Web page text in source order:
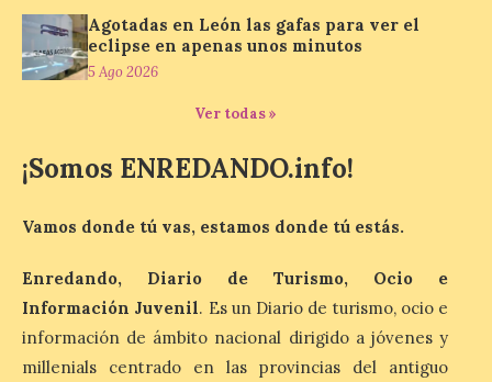
6 Ago 2026
Se celebrará el próximo
partir de las 23:00 horas,
ciudad. El Salón de Plenos
del Ayuntamiento de La Bañeza ha
“Mirar un eclipse sin
protección adecuada
puede causar daños
irreversibles en la retina”
Agotadas en León las gafas para ver el
eclipse en apenas unos minutos
5 Ago 2026
Ver todas »
¡Somos ENREDANDO.info!
Vamos donde tú vas, estamos donde tú estás.
Enredando, Diario de Turismo, Ocio e
Información Juvenil. Es un Diario de turismo, ocio e
información de ámbito nacional dirigido a jóvenes y
millenials centrado en las provincias del antiguo